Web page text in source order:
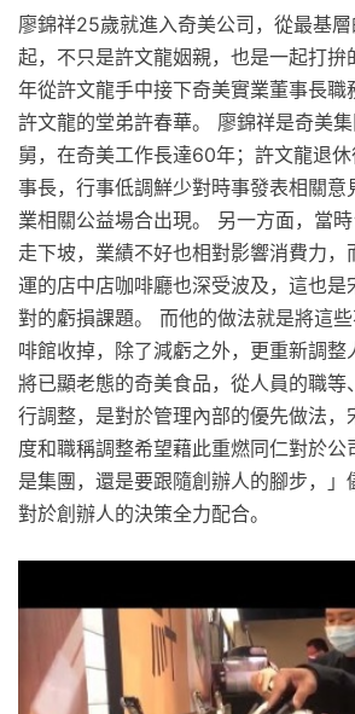
廖錦祥25歲就進入奇美公司，從最基
起，不只是許文龍姻親，也是一起打
年從許文龍手中接下奇美實業董事長
許文龍的堂弟許春華。 廖錦祥是奇美
舅，在奇美工作長達60年；許文龍退
事長，行事低調鮮少對時事發表相關意
業相關公益場合出現。 另一方面，當
走下坡，業績不好也相對影響消費力，
運的店中店咖啡廳也深受波及，這也是
對的虧損課題。 而他的做法就是將這
啡館收掉，除了減虧之外，更重新調整
將已顯老態的奇美食品，從人員的職等
行調整，是對於管理內部的優先做法，
度和職稱調整希望藉此重燃同仁對於公
是集團，還是要跟隨創辦人的腳步，」
對於創辦人的決策全力配合。